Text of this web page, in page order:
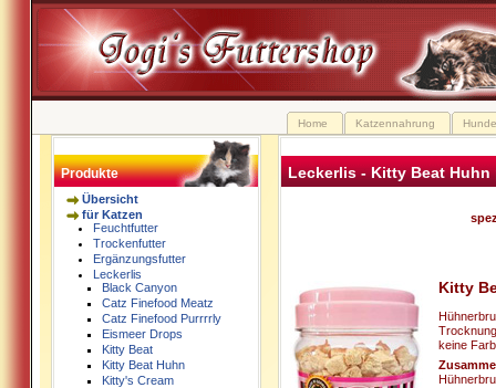
Home Katzennahrung
Produkte
Übersicht
für Katzen
Feuchtfutter
Trockenfutter
Ergänzungsfutter
Leckerlis
Black Canyon
Catz Finefood Meatz
Catz Finefood Purrrrly
Eismeer Drops
Kitty Beat
Kitty Beat Huhn
Kitty's Cream
Leckerlis - Kitty Beat Huhn
Kitty
keine